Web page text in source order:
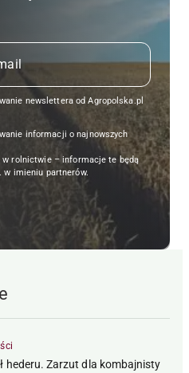
newslettera od Agropolska.pl
informacji o najnowszych
w rolnictwie – informacje te będą
w imieniu partnerów.
hederu. Zarzut dla kombajnisty